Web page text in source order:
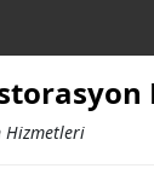
Hizmetleri